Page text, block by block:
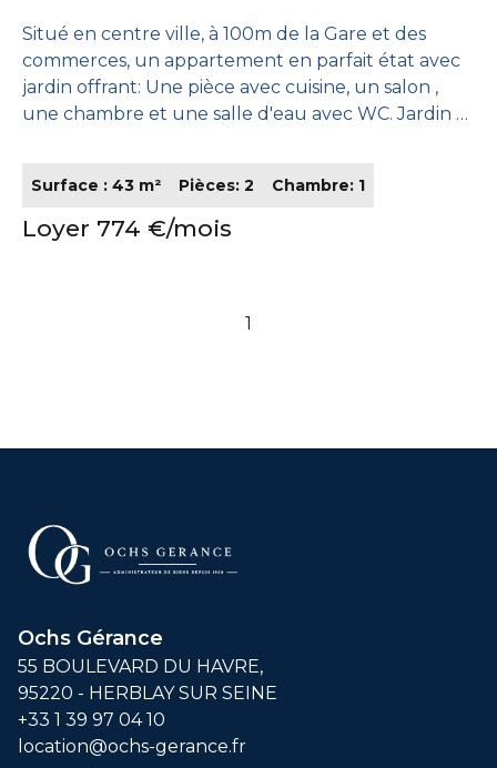
Situé en centre ville, à 100m de la Gare et des
commerces, un appartement en parfait état avec
jardin offrant: Une pièce avec cuisine, un salon ,
une chambre et une salle d'eau avec WC. Jardin et
Surface : 43 m² Pièces: 2 Chambre: 1
Loyer 774 €/mois
1
Ochs Gérance
55 BOULEVARD DU HAVRE,
95220 - HERBLAY SUR SEINE
+33 1 39 97 04 10
location@ochs-gerance.fr